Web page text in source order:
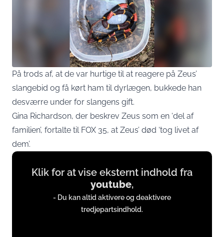
På trods af, at de var hurtige til at reagere på Zeus’
slangebid og få kørt ham til dyrlægen, bukkede han
desværre under for slangens gift.
Gina Richardson, der beskrev Zeus som en ‘del af
familien’, fortalte til FOX 35, at Zeus’ død ‘tog livet af
dem’.
Display
content
www.youtube.com
Klik for at vise eksternt indhold fra
youtube,
- Du kan altid aktivere og deaktivere
tredjepartsindhold.